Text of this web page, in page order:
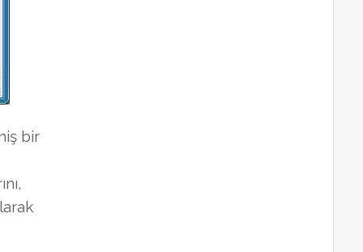
bir